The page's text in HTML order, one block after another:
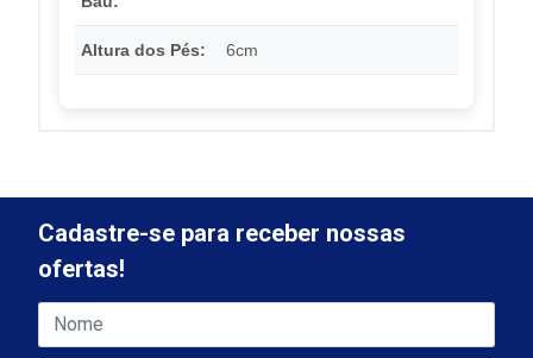
Altura dos Pés: 6cm
Cadastre-se para receber nossas
ofertas!